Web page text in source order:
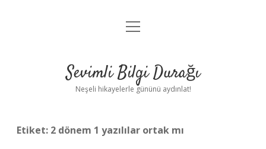
Anasayfa
Yasal Uyarı
menüyü
Sevimli Bilgi Durağı
Neşeli hikayelerle gününü aydınlat!
Etiket: 2 dönem 1 yazılılar ortak mı